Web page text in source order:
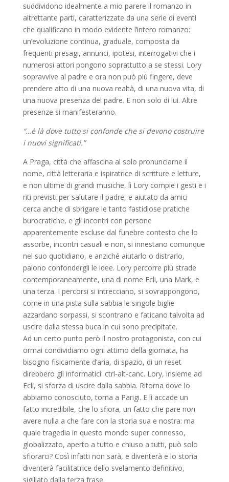
suddividono idealmente a mio parere il romanzo in
altrettante parti, caratterizzate da una serie di eventi
che qualificano in modo evidente l’intero romanzo:
un’evoluzione continua, graduale, composta da
frequenti presagi, annunci, ipotesi, interrogativi che i
numerosi attori pongono soprattutto a se stessi. Lory
sopravvive al padre e ora non può più fingere, deve
prendere atto di una nuova realtà, di una nuova vita, di
una nuova presenza del padre. E non solo di lui. Altre
presenze si manifesteranno.
“…è là dove tutto si confonde che si devono costruire
i nuovi significati.”
A Praga, città che affascina al solo pronunciarne il
nome, città letteraria e ispiratrice di scritture e letture,
e non ultime di grandi musiche, lì Lory compie i gesti e i
riti previsti per salutare il padre, e aiutato da amici
cerca anche di sbrigare le tanto fastidiose pratiche
burocratiche, e gli incontri con persone
apparentemente escluse dal funebre contesto che lo
assorbe, incontri casuali e non, si innestano comunque
nel suo quotidiano, e anziché aiutarlo o distrarlo,
paiono confondergli le idee. Lory percorre più strade
contemporaneamente, una di nome Ecli, una Mark, e
una terza. I percorsi si intrecciano, si sovrappongono,
come in una pista sulla sabbia le singole biglie
azzardano sorpassi, si scontrano e faticano talvolta ad
uscire dalla stessa buca in cui sono precipitate.
Ad un certo punto però il nostro protagonista, con cui
ormai condividiamo ogni attimo della giornata, ha
bisogno fisicamente d’aria, di spazio, di un reset
direbbero gli informatici: ctrl-alt-canc. Lory, insieme ad
Ecli, si sforza di uscire dalla sabbia. Ritorna dove lo
abbiamo conosciuto, torna a Parigi. E lì accade un
fatto incredibile, che lo sfiora, un fatto che pare non
avere nulla a che fare con la storia sua e nostra: ma
quale tragedia in questo mondo super connesso,
globalizzato, aperto a tutto e chiuso a tutti, può solo
sfiorarci? Così infatti non sarà, e diventerà e lo storia
diventerà facilitatrice dello svelamento definitivo,
sigillato dalla terza frase.